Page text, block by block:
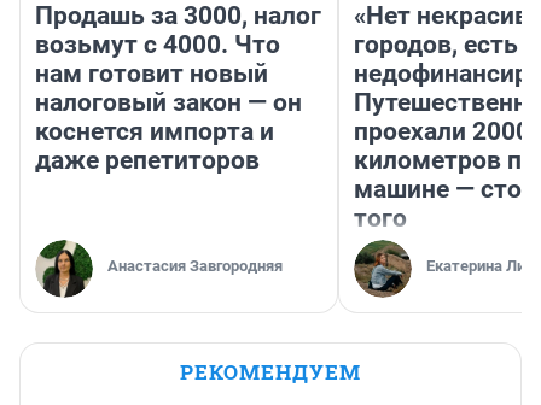
Продашь за 3000, налог
возьмут с 4000. Что
нам готовит новый
налоговый закон — он
коснется импорта и
даже репетиторов
Анастасия Завгородняя
«Нет
городов, есть
проехали 2000
километров по
машине —
того
Екатерина
РЕКОМЕНДУЕМ